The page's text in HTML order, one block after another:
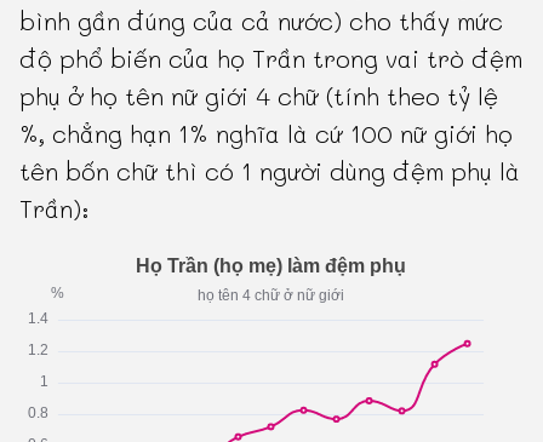
bình gần đúng của cả nước) cho thấy mức
độ phổ biến của họ Trần trong vai trò đệm
phụ ở họ tên nữ giới 4 chữ (tính theo tỷ lệ
%, chẳng hạn 1% nghĩa là cứ 100 nữ giới họ
tên bốn chữ thì có 1 người dùng đệm phụ là
Trần):